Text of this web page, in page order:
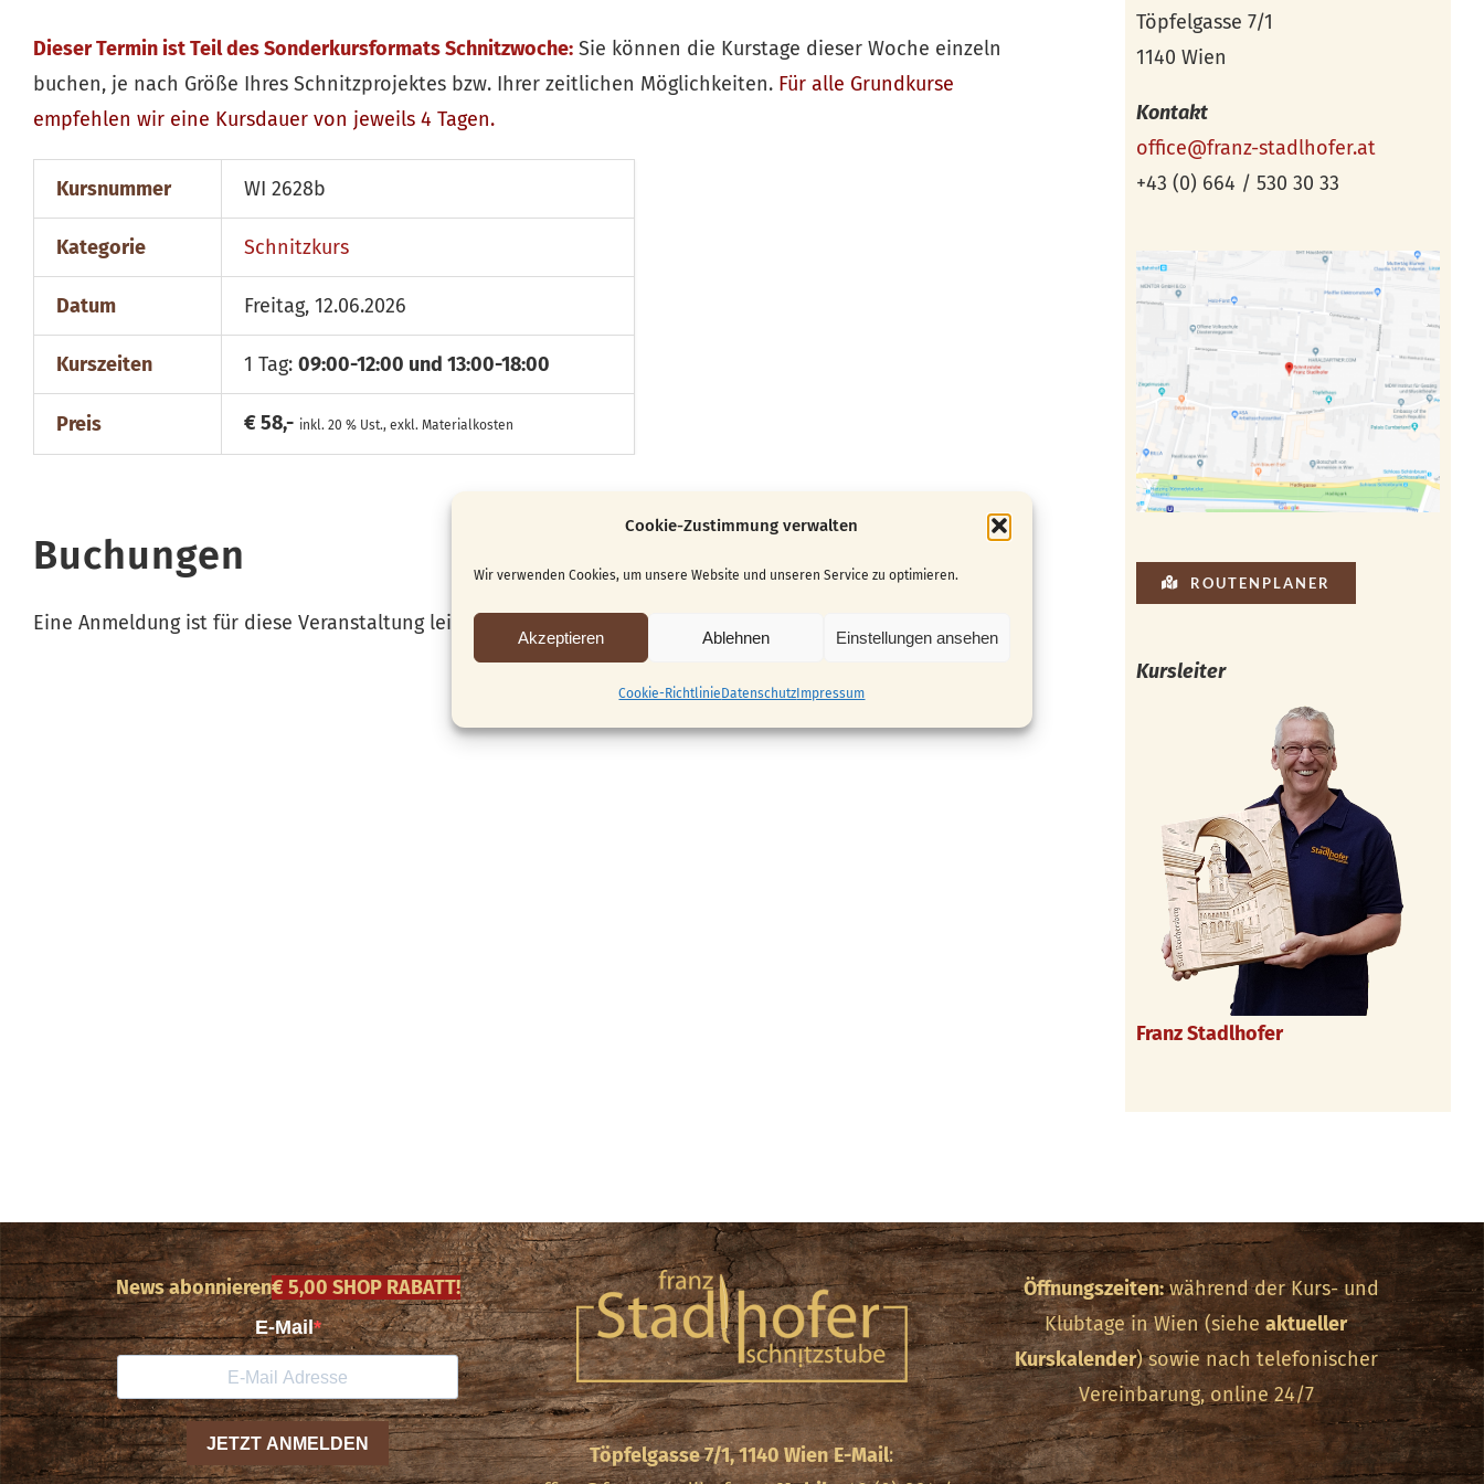
Cookie-Zustimmung verwalten
Wir verwenden Cookies, um unsere Website und unseren Service zu optimieren.
Akzeptieren Ablehnen Einstellungen ansehen
Cookie-Richtlinie Datenschutz Impressum
Dieser Termin ist Teil des Sonderkursformats Schnitzwoche: Sie können die Kurstage dieser Woche einzeln
buchen, je nach Größe Ihres Schnitzprojektes bzw. Ihrer zeitlichen Möglichkeiten. Für alle Grundkurse
empfehlen wir eine Kursdauer von jeweils 4 Tagen.
Kursnummer WI 2628b
Kategorie Schnitzkurs
Datum Freitag, 12.06.2026
Kurszeiten 1 Tag: 09:00-12:00 und 13:00-18:00
Preis € 58,- inkl. 20 % Ust., exkl. Materialkosten
Buchungen
Eine Anmeldung ist für diese Veranstaltung leider nicht mehr möglich.
Töpfelgasse 7/1
1140 Wien
Kontakt
office@franz-stadlhofer.at
+43 (0) 664 / 530 30 33
ROUTENPLANER
Kursleiter
Franz Stadlhofer
News abonnieren€ 5,00 SHOP RABATT!
Töpfelgasse 7/1, 1140 Wien E-Mail:
Öffnungszeiten:während der Kurs- und
Klubtage in Wien (sieheaktueller
Kurskalender) sowie nach telefonischer
Vereinbarung, online 24/7